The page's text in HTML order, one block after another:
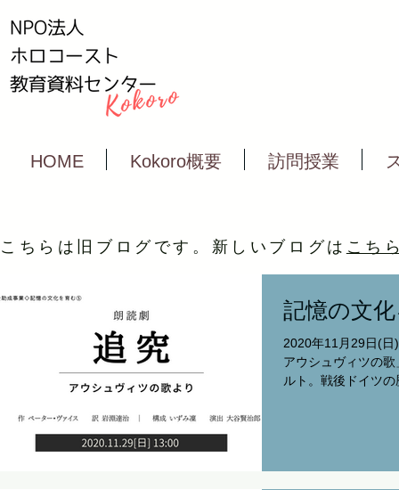
HOME Kokoro概要 訪問授業
こちらは旧ブログです。新しいブログは こち
記憶の文
2020年11月29日(
アウシュヴィツの
ルト。戦後ドイツ